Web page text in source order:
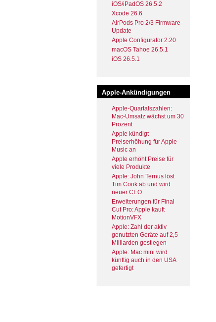
iOS/iPadOS 26.5.2
Xcode 26.6
AirPods Pro 2/3 Firmware-
Update
Apple Configurator 2.20
macOS Tahoe 26.5.1
iOS 26.5.1
Apple-Ankündigungen
Apple-Quartalszahlen:
Mac-Umsatz wächst um 30
Prozent
Apple kündigt
Preiserhöhung für Apple
Music an
Apple erhöht Preise für
viele Produkte
Apple: John Ternus löst
Tim Cook ab und wird
neuer CEO
Erweiterungen für Final
Cut Pro: Apple kauft
MotionVFX
Apple: Zahl der aktiv
genutzten Geräte auf 2,5
Milliarden gestiegen
Apple: Mac mini wird
künftig auch in den USA
gefertigt